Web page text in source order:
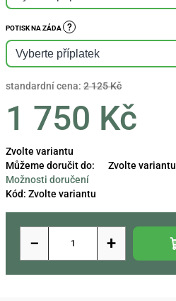
POTISK NA ZÁDA ?
standardní cena: 2 125 Kč
1 750 Kč
Měrná
cena:
Zvolte variantu
Můžeme doručit do:
Zvolte variantu
Možnosti doručení
Kód: Zvolte variantu
+
−